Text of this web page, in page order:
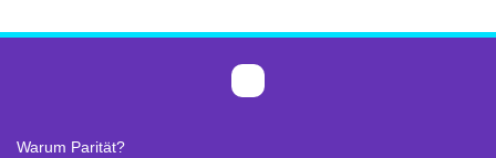
Warum Parität?